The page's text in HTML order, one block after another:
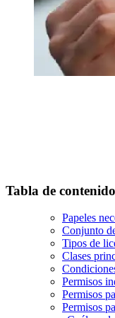
Tabla de contenido
Papeles
Conjunto
Tipos de
Clases
Permisos
Permisos
Permisos